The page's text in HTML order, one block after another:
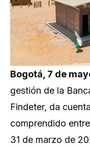
Bogotá, 7 de
gestión de la
Findeter, da
comprendido
31 de marzo de